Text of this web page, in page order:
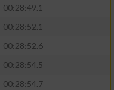
00:28:49.1
00:28:52.1
00:28:52.6
00:28:54.5
00:28:54.7